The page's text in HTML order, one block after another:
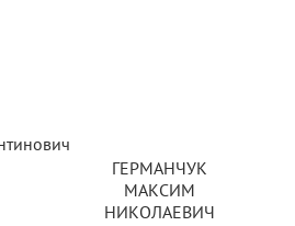
ГЕРМАНЧУК
МАКСИМ
НИКОЛАЕВИЧ